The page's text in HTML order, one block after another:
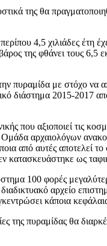
της θα
4,5 χιλιάδες έτη
της φθάνει τους
πυραμίδα με στόχο να
διάστημα 2015-
που αξιοποιεί τις
Ομάδα αρχαιολόγων
από αυτές
κατασκευάστηκε ως
100 φορές
αρχείο
κάποια
της πυραμίδας θα